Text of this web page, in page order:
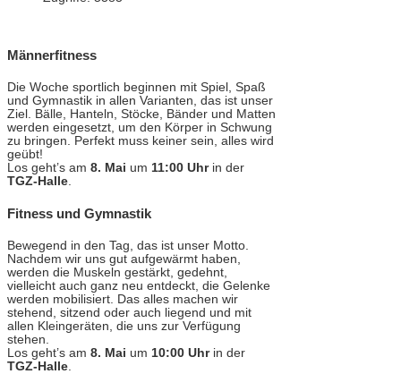
Männerfitness
Die Woche sportlich beginnen mit Spiel, Spaß
und Gymnastik in allen Varianten, das ist unser
Ziel. Bälle, Hanteln, Stöcke, Bänder und Matten
werden eingesetzt, um den Körper in Schwung
zu bringen. Perfekt muss keiner sein, alles wird
geübt!
Los geht’s am 8. Mai um 11:00 Uhrin der
TGZ-Halle.
Fitness und Gymnastik
Bewegend in den Tag, das ist unser Motto.
Nachdem wir uns gut aufgewärmt haben,
werden die Muskeln gestärkt, gedehnt,
vielleicht auch ganz neu entdeckt, die Gelenke
werden mobilisiert. Das alles machen wir
stehend, sitzend oder auch liegend und mit
allen Kleingeräten, die uns zur Verfügung
stehen.
Los geht’s am 8. Mai um 10:00 Uhrin der
TGZ-Halle